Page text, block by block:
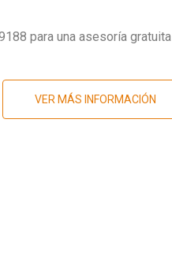
para una asesoría gratuita
VER MÁS INFORMACIÓN